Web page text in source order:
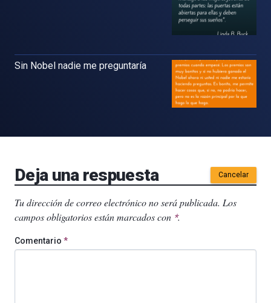
Sin Nobel nadie me preguntaría
Deja una respuesta Cancelar
Tu dirección de correo electrónico no será publicada. Los
campos obligatorios están marcados con *.
Comentario *